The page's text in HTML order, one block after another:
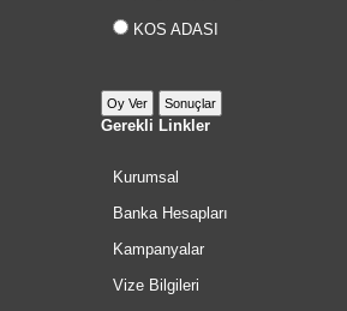
KOS ADASI
Gerekli Linkler
Kurumsal
Banka Hesapları
Kampanyalar
Vize Bilgileri